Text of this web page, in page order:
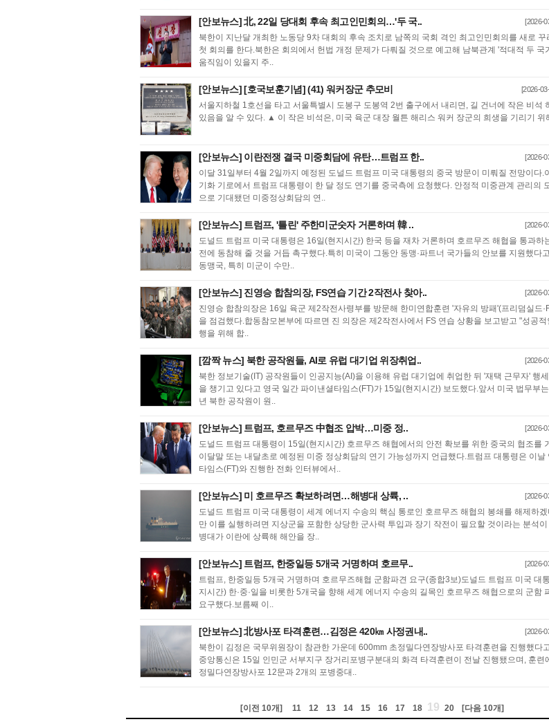
[안보뉴스] 北, 22일 당대회 후속 최고인민회의…'두 국.. [2026-
북한이 지난달 개최한 노동당 9차 대회의 후속 조치로 남쪽의 국회 격인 최고인민회의를 새로 꾸
첫 회의를 한다.북한은 회의에서 헌법 개정 문제가 다뤄질 것으로 예고해 남북관계 '적대적 두 국
움직임이 있을지 주..
[안보뉴스] [호국보훈기념] (41) 워커장군 추모비 [2026-
서울지하철 1호선을 타고 서울특별시 도봉구 도봉역 2번 출구에서 내리면, 길 건너에 작은 비석
있음을 알 수 있다. ▲ 이 작은 비석은, 미국 육군 대장 월튼 해리스 워커 장군의 희생을 기리기 위
[안보뉴스] 이란전쟁 결국 미중회담에 유탄…트럼프 한.. [2026-
이달 31일부터 4월 2일까지 예정된 도널드 트럼프 미국 대통령의 중국 방문이 미뤄질 전망이다.
기화 기로에서 트럼프 대통령이 한 달 정도 연기를 중국측에 요청했다. 안정적 미중관계 관리의
으로 기대됐던 미중정상회담의 연..
[안보뉴스] 트럼프, '틀린' 주한미군숫자 거론하며 韓 .. [2026-
도널드 트럼프 미국 대통령은 16일(현지시간) 한국 등을 재차 거론하며 호르무즈 해협을 통과하
전에 동참해 줄 것을 거듭 촉구했다.특히 미국이 그동안 동맹·파트너 국가들의 안보를 지원했다
동맹국, 특히 미군이 수만..
[안보뉴스] 진영승 합참의장, FS연습 기간 2작전사 찾아.. [2026-
진영승 합참의장은 16일 육군 제2작전사령부를 방문해 한미연합훈련 '자유의 방패'(프리덤실드
을 점검했다.합동참모본부에 따르면 진 의장은 제2작전사에서 FS 연습 상황을 보고받고 "성공적
행을 위해 합..
[깜짝 뉴스] 북한 공작원들, AI로 유럽 대기업 위장취업.. [2026-
북한 정보기술(IT) 공작원들이 인공지능(AI)을 이용해 유럽 대기업에 취업한 뒤 '재택 근무자' 행
을 챙기고 있다고 영국 일간 파이낸셜타임스(FT)가 15일(현지시간) 보도했다.앞서 미국 법무부
년 북한 공작원이 원..
[안보뉴스] 트럼프, 호르무즈 中협조 압박…미중 정.. [2026-
도널드 트럼프 대통령이 15일(현지시간) 호르무즈 해협에서의 안전 확보를 위한 중국의 협조를
이달말 또는 내달초로 예정된 미중 정상회담의 연기 가능성까지 언급했다.트럼프 대통령은 이날
타임스(FT)와 진행한 전화 인터뷰에서..
[안보뉴스] 미 호르무즈 확보하려면…해병대 상륙, .. [2026-
도널드 트럼프 미국 대통령이 세계 에너지 수송의 핵심 통로인 호르무즈 해협의 봉쇄를 해제하겠
만 이를 실행하려면 지상군을 포함한 상당한 군사력 투입과 장기 작전이 필요할 것이라는 분석이
병대가 이란에 상륙해 해안을 장..
[안보뉴스] 트럼프, 한중일등 5개국 거명하며 호르무.. [2026-
트럼프, 한중일등 5개국 거명하며 호르무즈해협 군함파견 요구(종합3보)도널드 트럼프 미국 대
지시간) 한·중·일을 비롯한 5개국을 향해 세계 에너지 수송의 길목인 호르무즈 해협으로의 군함
요구했다.보름째 이..
[안보뉴스] 北방사포 타격훈련…김정은 420㎞ 사정권내.. [2026-
북한이 김정은 국무위원장이 참관한 가운데 600mm 초정밀다연장방사포 타격훈련을 진행했다
중앙통신은 15일 인민군 서부지구 장거리포병구분대의 화격 타격훈련이 전날 진행됐으며, 훈련
정밀다연장방사포 12문과 2개의 포병중대..
[이전 10개] 11 12 13 14 15 16 17 18 19 20 [다음 10개]